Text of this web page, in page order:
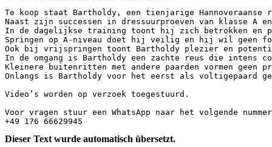
Te koop staat Bartholdy, een tienjarige
Naast zijn successen in dressuurproeven van klasse
In de dagelijkse training toont hij zich betrokken
Springen op A-niveau doet hij veilig en hij wil geen
Ook bij vrijspringen toont Bartholdy plezier en
In de omgang is Bartholdy een zachte reus die intens
Kleinere buitenritten met andere paarden vormen geen
Onlangs is Bartholdy voor het eerst als voltigepaard
Video’s worden op verzoek toegestuurd.
Voor vragen stuur een WhatsApp naar het volgende
+49 176 66629945
Dieser Text wurde automatisch übersetzt.